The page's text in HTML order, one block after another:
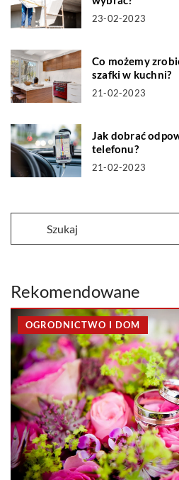
23-02-2023
Co możemy
szafki w kuchni?
21-02-2023
Jak dobrać
telefonu?
21-02-2023
Rekomendowane
OGRODNICTWO I DOM